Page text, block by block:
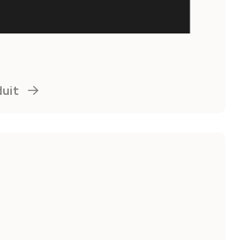
sur la façade et le plateau